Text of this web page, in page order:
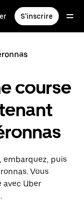
S'inscrire
course
embarquez, puis
Vous
avec Uber